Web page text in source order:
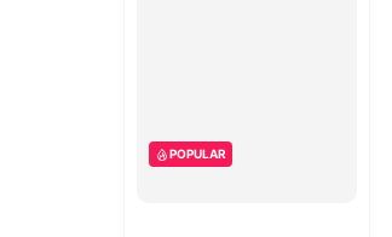
POPULAR